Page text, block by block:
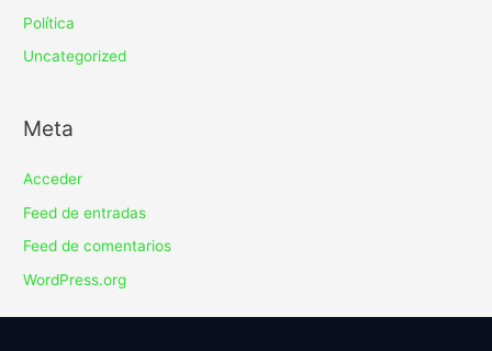
Política
Uncategorized
Meta
Acceder
Feed de entradas
Feed de comentarios
WordPress.org